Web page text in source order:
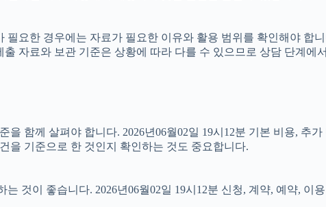
요한 경우에는 자료가 필요한 이유와 활용 범위를 확인해야 합니
자료와 보관 기준은 상황에 따라 다를 수 있으므로 상담 단계에
함께 살펴야 합니다. 2026년06월02일 19시12분 기본 비용, 추
을 기준으로 한 것인지 확인하는 것도 중요합니다.
것이 좋습니다. 2026년06월02일 19시12분 신청, 계약, 예약, 이